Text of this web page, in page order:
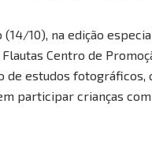
10), na edição
Centro de
de estudos
participar crianças